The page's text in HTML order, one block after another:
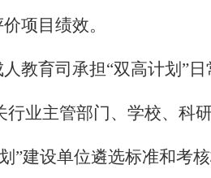
项目绩效。
教育司承担“双高计划”日
行业主管部门、学校、科
”建设单位遴选标准和考核